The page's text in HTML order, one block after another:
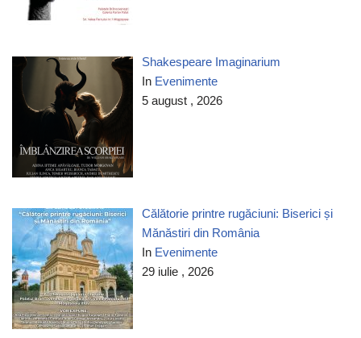
Shakespeare Imaginarium
In Evenimente
5 august , 2026
Călătorie printre rugăciuni: Biserici și
Mănăstiri din România
In Evenimente
29 iulie , 2026